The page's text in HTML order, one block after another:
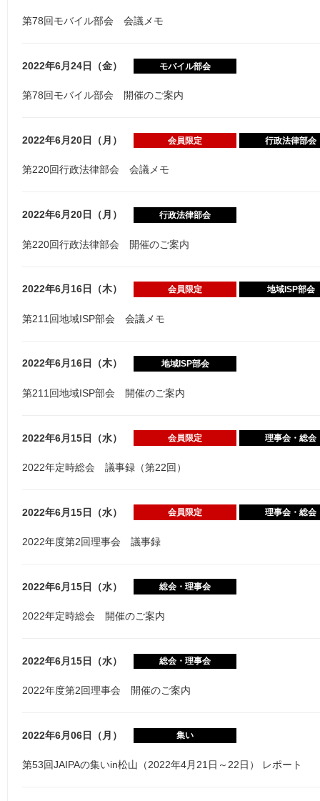
第78回モバイル部会 会議メモ
2022年6月24日（金） モバイル部会
第78回モバイル部会 開催のご案内
2022年6月20日（月） 会員限定 行政法律部会
第220回行政法律部会 会議メモ
2022年6月20日（月） 行政法律部会
第220回行政法律部会 開催のご案内
2022年6月16日（木） 会員限定 地域ISP部会
第211回地域ISP部会 会議メモ
2022年6月16日（木） 地域ISP部会
第211回地域ISP部会 開催のご案内
2022年6月15日（水） 会員限定 理事会・総会
2022年定時総会 議事録（第22回）
2022年6月15日（水） 会員限定 理事会・総会
2022年度第2回理事会 議事録
2022年6月15日（水） 総会・理事会
2022年定時総会 開催のご案内
2022年6月15日（水） 総会・理事会
2022年度第2回理事会 開催のご案内
2022年6月06日（月） 集い
第53回JAIPAの集いin松山（2022年4月21日～22日） レポート